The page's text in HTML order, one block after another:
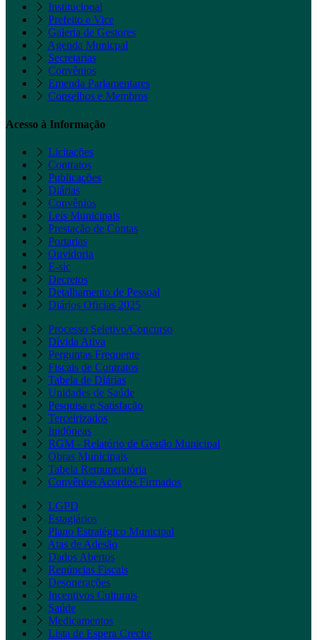
Institucional
Prefeito e Vice
Galeria de Gestores
Agenda Municpal
Secretarias
Convênios
Emenda Parlamentares
Conselhos e Membros
Acesso à Informação
Licitações
Contratos
Publicações
Diárias
Convênios
Leis Municipais
Prestação de Contas
Portarias
Ouvidoria
E-sic
Decretos
Detalhamento de Pessoal
Diários Oficias 2025
Processo Seletivo/Concurso
Dívida Ativa
Perguntas Frequente
Fiscais de Contratos
Tabela de Diárias
Unidades de Saúde
Pesquisa e Satisfação
Terceirizados
Inidôneas
RGM - Relatório de Gestão Municipal
Obras Municipais
Tabela Remuneratória
Convênios Acordos Firmados
LGPD
Estagiários
Plano Estratégico Municipal
Atas de Adesão
Dados Abertos
Renúncias Fiscais
Desonerações
Incentivos Culturais
Saúde
Medicamentos
Lista de Espera Creche